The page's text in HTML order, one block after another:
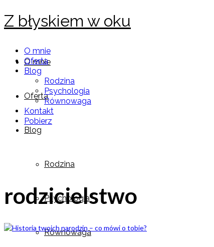
Z błyskiem w oku
O mnie
Oferta
Blog
Rodzina
Psychologia
Równowaga
O mnie
Oferta
Blog
Rodzina
Psychologia
Równowaga
Kontakt
Pobierz
rodzicielstwo